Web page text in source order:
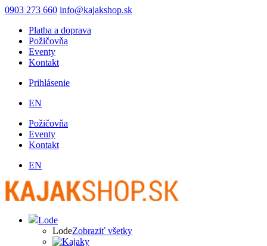
Skočiť
hlavný
obsah
0903 273 660 info@kajakshop.sk
Platba a doprava
Požičovňa
Eventy
Kontakt
Používateľské
Prihlásenie
EN
Požičovňa
Eventy
Kontakt
EN
Lode
LodeZobraziť všetky